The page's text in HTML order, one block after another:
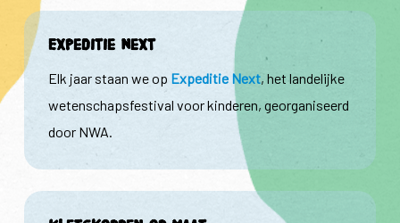
Expeditie next
Elk jaar staan we op Expeditie Next, het landelijke
wetenschapsfestival voor kinderen, georganiseerd
door NWA.